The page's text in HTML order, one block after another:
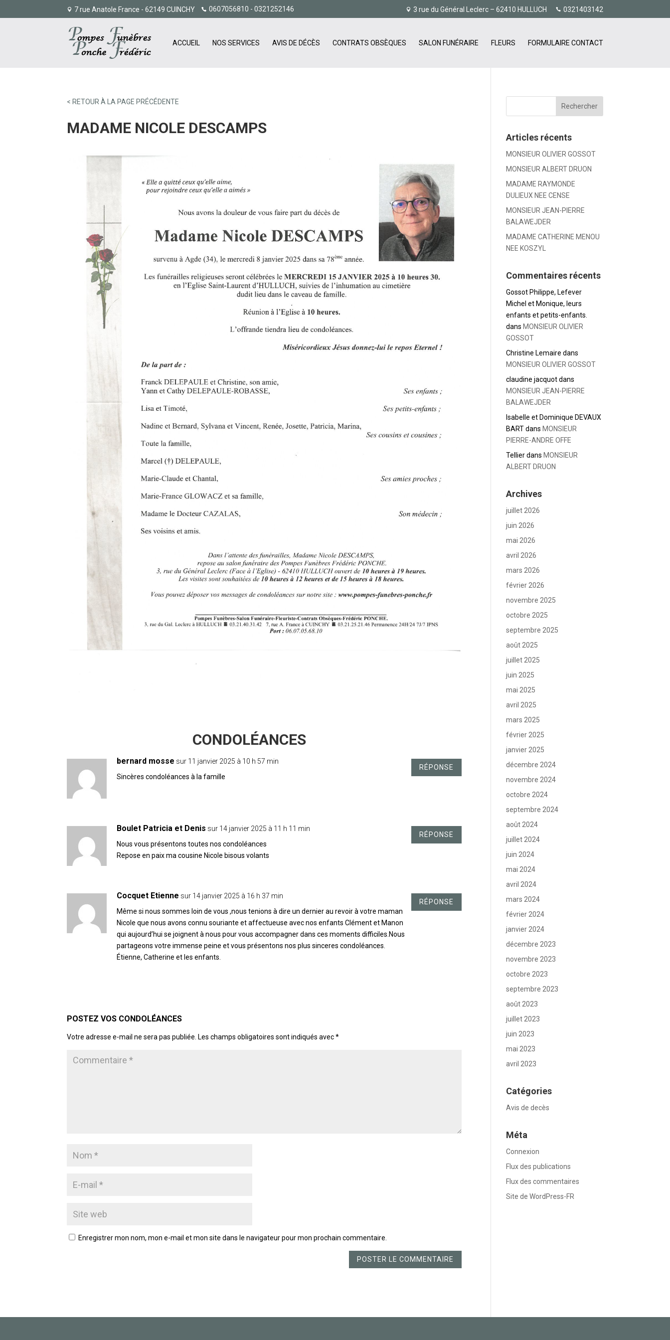
7 rue Anatole France - 62149 CUINCHY 0607056810 - 0321252146 3 rue du Général Leclerc – 62410 HULLUCH 0321403142
ACCUEIL NOS SERVICES AVIS DE DÉCÈS CONTRATS OBSÈQUES SALON FUNÉRAIRE FLEURS FORMULAIRE CONTACT
< RETOUR À LA PAGE PRÉCÉDENTE
MADAME NICOLE DESCAMPS
bernard mosse sur 11 janvier 2025 à 10 h 57 min
Sincères condoléances à la famille
RÉPONSE
Boulet Patricia et Denis sur 14 janvier 2025 à 11 h 11 min
Nous vous présentons toutes nos condoléances
Repose en paix ma cousine Nicole bisous volants
RÉPONSE
Cocquet Etienne sur 14 janvier 2025 à 16 h 37 min
Même si nous sommes loin de vous ,nous tenions à dire un dernier au revoir à votre maman
Nicole que nous avons connu souriante et affectueuse avec nos enfants Clément et Manon
qui aujourd’hui se joignent à nous pour vous accompagner dans ces moments difficiles.Nous
partageons votre immense peine et vous présentons nos plus sinceres condoléances.
Étienne, Catherine et les enfants.
RÉPONSE
Votre adresse e-mail ne sera pas publiée. Les champs obligatoires sont indiqués avec*
Enregistrer mon nom, mon e-mail et mon site dans le navigateur pour mon prochain commentaire.
Articles récents
MONSIEUR OLIVIER GOSSOT
MONSIEUR ALBERT DRUON
MADAME RAYMONDE
DULIEUX NEE CENSE
MONSIEUR JEAN-PIERRE
BALAWEJDER
MADAME CATHERINE MENOU
NEE KOSZYL
Commentaires récents
Gossot Philippe, Lefever
Michel et Monique, leurs
enfants et petits-enfants.
dans MONSIEUR OLIVIER
GOSSOT
Christine Lemaire dans
MONSIEUR OLIVIER GOSSOT
claudine jacquotdans
MONSIEUR JEAN-PIERRE
BALAWEJDER
Isabelle et Dominique DEVAUX
BARTdans MONSIEUR
PIERRE-ANDRE OFFE
Tellierdans MONSIEUR
ALBERT DRUON
Archives
juillet 2026
juin 2026
mai 2026
avril 2026
mars 2026
février 2026
novembre 2025
octobre 2025
septembre 2025
août 2025
juillet 2025
juin 2025
mai 2025
avril 2025
mars 2025
février 2025
janvier 2025
décembre 2024
novembre 2024
octobre 2024
septembre 2024
août 2024
juillet 2024
juin 2024
mai 2024
avril 2024
mars 2024
février 2024
janvier 2024
décembre 2023
novembre 2023
octobre 2023
septembre 2023
août 2023
juillet 2023
juin 2023
mai 2023
avril 2023
Catégories
Avis de decès
Méta
Connexion
Flux des publications
Flux des commentaires
Site de WordPress-FR